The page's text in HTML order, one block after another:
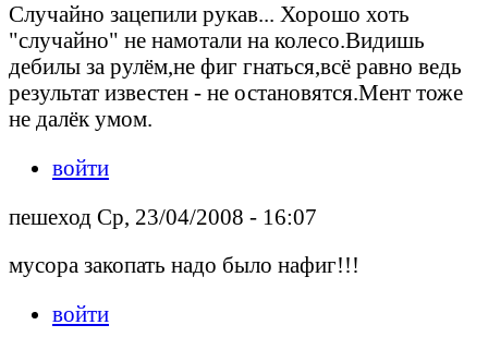
Случайно зацепили рукав... Хорошо хоть
"случайно" не намотали на колесо.Видишь
дебилы за рулём,не фиг гнаться,всё равно ведь
результат известен - не остановятся.Мент тоже
не далёк умом.
войти
пешеход Ср, 23/04/2008 - 16:07
мусора закопать надо было нафиг!!!
войти